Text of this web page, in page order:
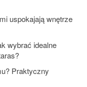
uspokajają wnętrze
wybrać idealne
Praktyczny